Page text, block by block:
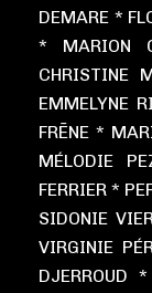
DEMARE *
* MARION
CHRISTINE
EMMELYNE
FRĒNE *
MÉLODIE
FERRIER *
SIDONIE
VIRGINIE
DJERROUD